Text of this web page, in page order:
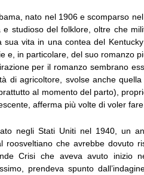
nato nel 1906 e scomparso nel
studioso del folklore, oltre che
sua vita in una contea del
e, in particolare, del suo romanzo
per il romanzo sembrano
di agricoltore, svolse anche
al momento del parto),
afferma più volte di voler fare.
negli Stati Uniti nel 1940, un
roosveltiano che avrebbe dovuto
Crisi che aveva avuto inizio
prendeva spunto